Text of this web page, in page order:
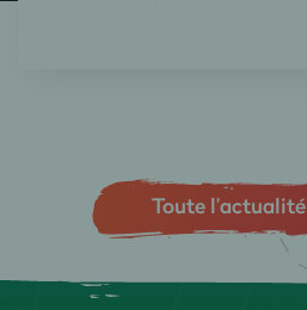
Toute l’actualité